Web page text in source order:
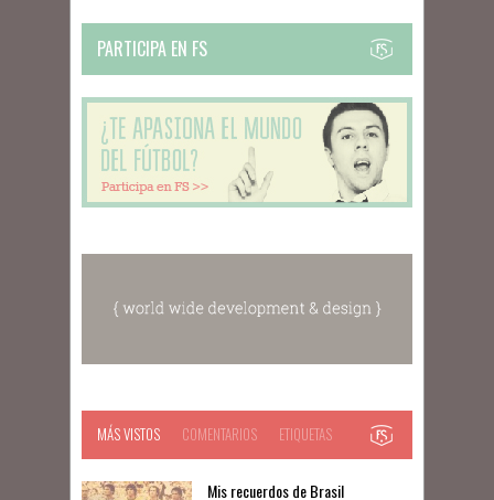
PARTICIPA EN FS
MÁS VISTOS COMENTARIOS ETIQUETAS
Mis recuerdos de Brasil